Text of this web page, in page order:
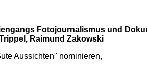
Fotojournalismus und
Raimund Zakowski
Aussichten" nominieren,